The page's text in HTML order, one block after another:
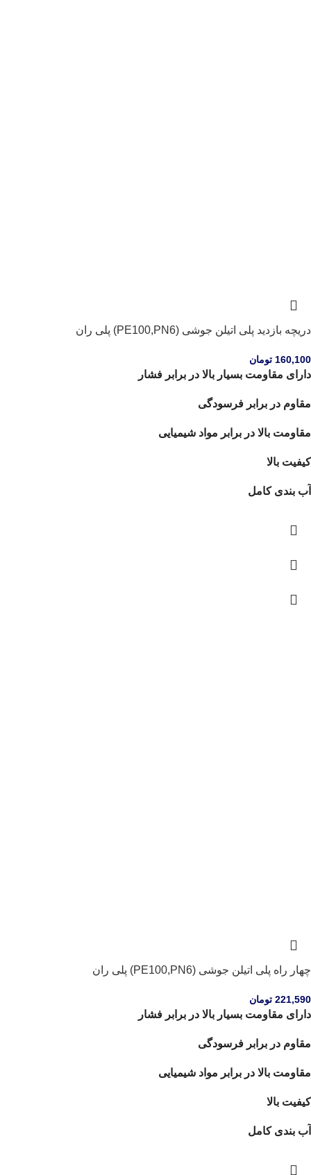
دریچه بازدید پلی اتیلن جوشی (PE100,PN6) پلی ران
160,100 تومان
دارای مقاومت بسیار بالا در برابر فشار
مقاوم در برابر فرسودگی
مقاومت بالا در برابر مواد شیمیایی
کیفیت بالا
آب بندی کامل
چهار راه پلی اتیلن جوشی (PE100,PN6) پلی ران
221,590 تومان
دارای مقاومت بسیار بالا در برابر فشار
مقاوم در برابر فرسودگی
مقاومت بالا در برابر مواد شیمیایی
کیفیت بالا
آب بندی کامل